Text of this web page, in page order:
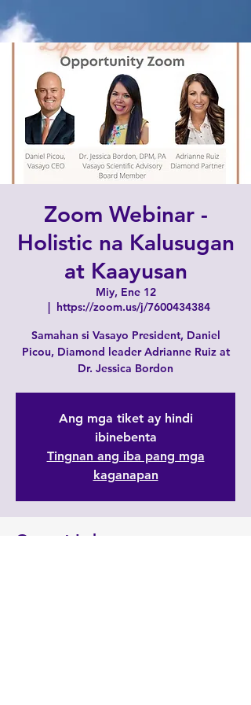
Zoom Webinar -
Holistic na Kalusugan
at Kaayusan
Miy, Ene 12
  |
https://zoom.us/j/7600434384
Samahan si Vasayo President, Daniel
Picou, Diamond leader Adrianne Ruiz at
Dr. Jessica Bordon
Ang mga tiket ay hindi
ibinebenta
Tingnan ang iba pang mga
kaganapan
Oras at Lokasyon